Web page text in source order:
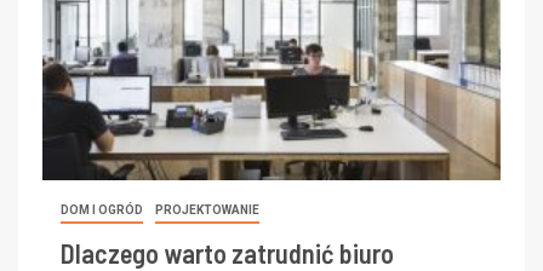
DOM I OGRÓD PROJEKTOWANIE
Dlaczego warto zatrudnić biuro